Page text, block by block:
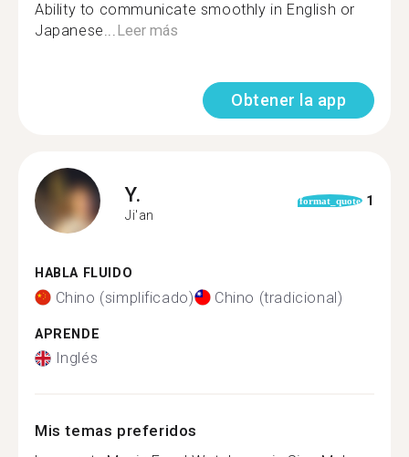
Ability to communicate smoothly in English or
Japanese...Leer más
Obtener la app
Y.
Ji'an
format_quote 1
HABLA FLUIDO
Chino (simplificado) Chino (tradicional)
APRENDE
Inglés
Mis temas preferidos